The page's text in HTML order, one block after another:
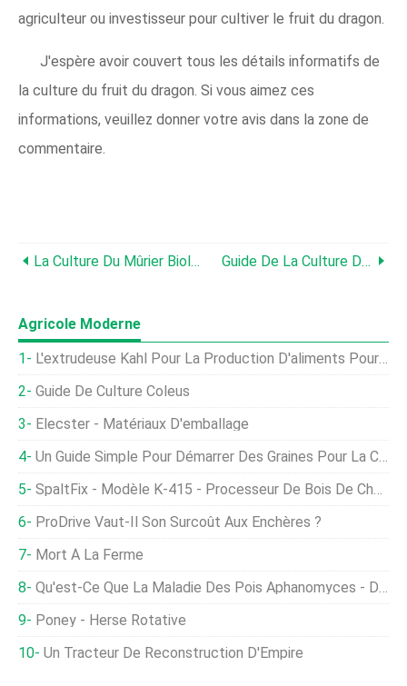
agriculteur ou investisseur pour cultiver le fruit du dragon.
J'espère avoir couvert tous les détails informatifs de
la culture du fruit du dragon. Si vous aimez ces
informations, veuillez donner votre avis dans la zone de
commentaire.
La Culture Du Mûrier Biologique Pour Une Production De Soie Durable Guide De La Culture Du Gingembre Biologique Et Informations Pour Les Débutants
Agricole Moderne
L'extrudeuse Kahl Pour La Production D'aliments Pour Poissons Et Petfood
Guide De Culture Coleus
Elecster - Matériaux D'emballage
Un Guide Simple Pour Démarrer Des Graines Pour La Culture Hydroponique
SpaltFix - Modèle K-415 - Processeur De Bois De Chauffage Compact Avec Tronçonneuse Professionnelle
ProDrive Vaut-Il Son Surcoût Aux Enchères ?
Mort À La Ferme
Qu'est-Ce Que La Maladie Des Pois Aphanomyces - Diagnostiquer La Pourriture Des Racines Des Pois Par Aphanomyces
Poney - Herse Rotative
Un Tracteur De Reconstruction D'Empire